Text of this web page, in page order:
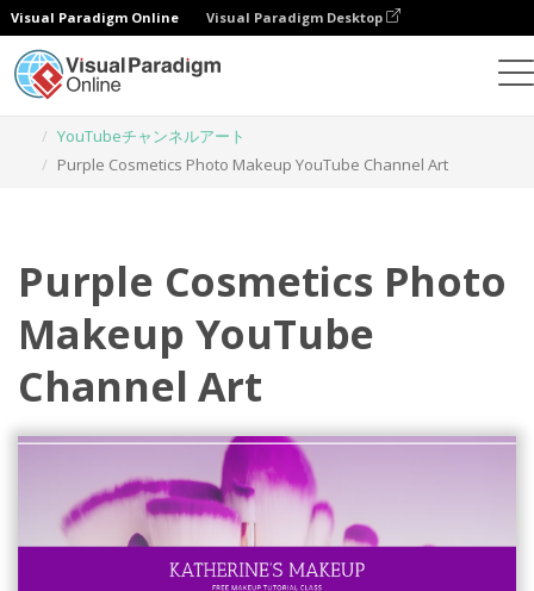
Visual Paradigm Online Visual Paradigm Desktop
YouTubeチャンネルアート
Purple Cosmetics Photo Makeup YouTube Channel Art
Purple Cosmetics Photo
Makeup YouTube
Channel Art